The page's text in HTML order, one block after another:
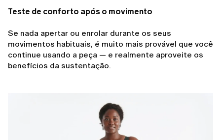
Teste de conforto após o movimento
Se nada apertar ou enrolar durante os seus
movimentos habituais, é muito mais provável que você
continue usando a peça — e realmente aproveite os
benefícios da sustentação.